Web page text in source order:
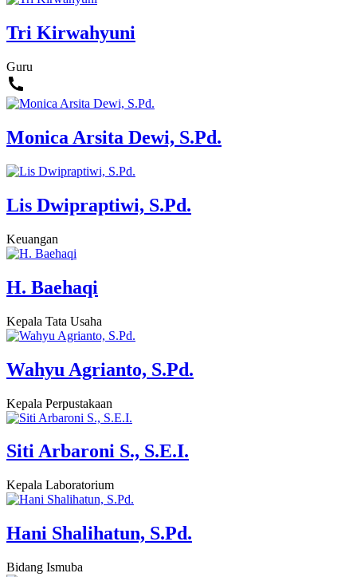
Tri Kirwahyuni
Guru
Monica Arsita Dewi, S.Pd.
Lis Dwipraptiwi, S.Pd.
Keuangan
H. Baehaqi
Kepala Tata Usaha
Wahyu Agrianto, S.Pd.
Kepala Perpustakaan
Siti Arbaroni S., S.E.I.
Kepala Laboratorium
Hani Shalihatun, S.Pd.
Bidang Ismuba